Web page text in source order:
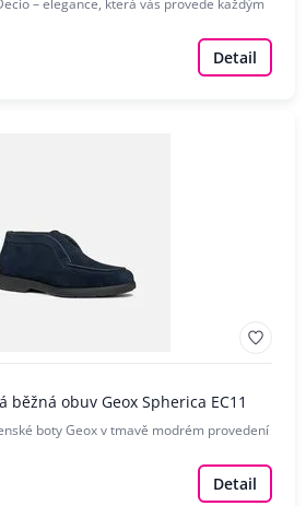
– elegance, která vás provede každým
Detail
běžná obuv Geox Spherica EC11
boty Geox v tmavě modrém provedení
Detail